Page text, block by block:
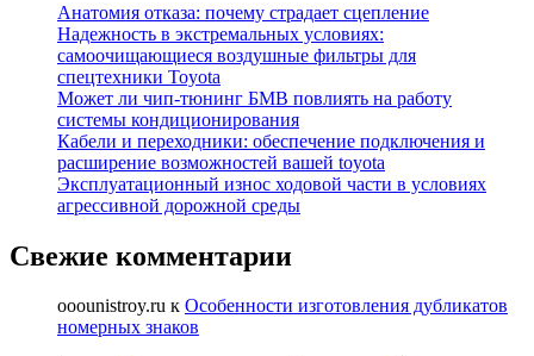
Анатомия отказа: почему страдает сцепление
Надежность в экстремальных условиях:
самоочищающиеся воздушные фильтры для
спецтехники Toyota
Может ли чип-тюнинг БМВ повлиять на работу
системы кондиционирования
Кабели и переходники: обеспечение подключения и
расширение возможностей вашей toyota
Эксплуатационный износ ходовой части в условиях
агрессивной дорожной среды
Свежие комментарии
ooounistroy.ru к Особенности изготовления дубликатов
номерных знаков